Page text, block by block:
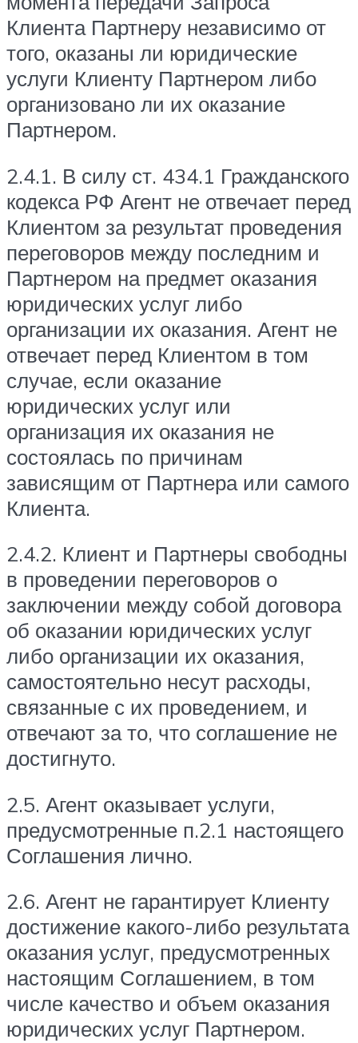
Клиента Партнеру независимо от
того, оказаны ли юридические
услуги Клиенту Партнером либо
организовано ли их оказание
Партнером.
2.4.1. В силу ст. 434.1 Гражданского
кодекса РФ Агент не отвечает перед
Клиентом за результат проведения
переговоров между последним и
Партнером на предмет оказания
юридических услуг либо
организации их оказания. Агент не
отвечает перед Клиентом в том
случае, если оказание
юридических услуг или
организация их оказания не
состоялась по причинам
зависящим от Партнера или самого
Клиента.
2.4.2. Клиент и Партнеры свободны
в проведении переговоров о
заключении между собой договора
об оказании юридических услуг
либо организации их оказания,
самостоятельно несут расходы,
связанные с их проведением, и
отвечают за то, что соглашение не
достигнуто.
2.5. Агент оказывает услуги,
предусмотренные п.2.1 настоящего
Соглашения лично.
2.6. Агент не гарантирует Клиенту
достижение какого-либо результата
оказания услуг, предусмотренных
настоящим Соглашением, в том
числе качество и объем оказания
юридических услуг Партнером.